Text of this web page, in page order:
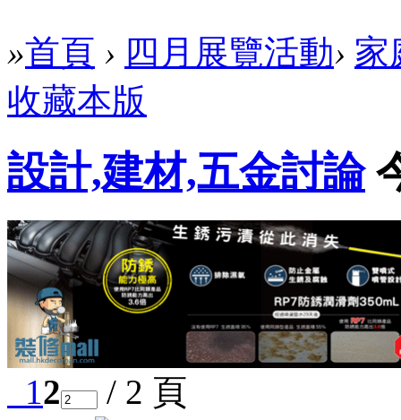
»首頁 › 四月展覽活動› 家
收藏本版
設計,建材,五金討論
12 / 2 頁